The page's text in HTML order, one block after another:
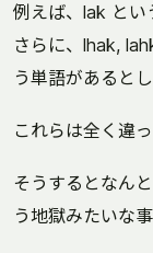
例えば、lak とい
さらに、lhak,
う単語があると
これらは全く違
そうするとなん
う地獄みたいな